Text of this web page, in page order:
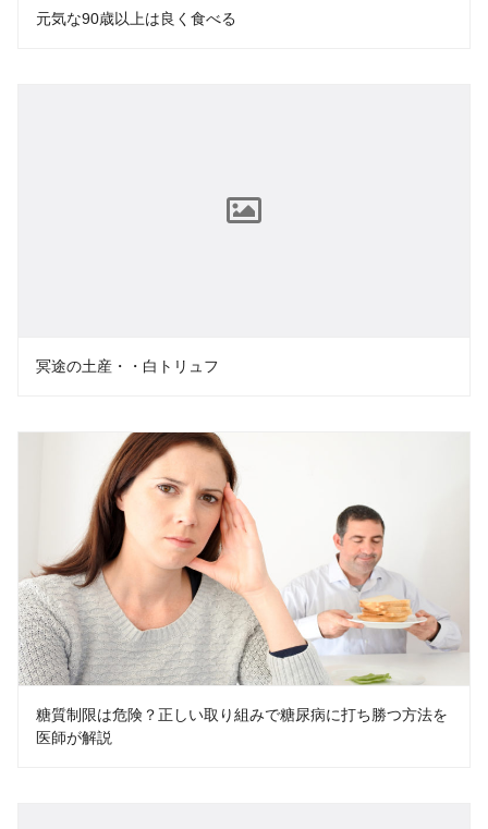
元気な90歳以上は良く食べる
冥途の土産・・白トリュフ
糖質制限は危険？正しい取り組みで糖尿病に打ち勝つ方法を
医師が解説